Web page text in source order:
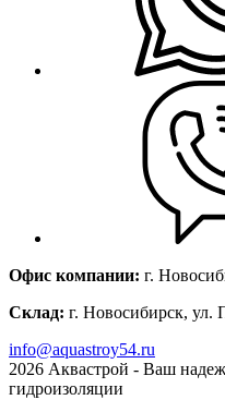
Офис компании: г.
Склад: г. Новосибирск, ул.
info@aquastroy54.ru
2026 Аквастрой - Ваш
гидроизоляции